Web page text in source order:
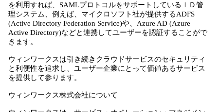
を利用すれば、SAMLプロトコルをサポートしているＩＤ管
理システム、例えば、マイクロソフト社が提供するADFS
(Active Directory Federation Service)や、Azure AD (Azure
Active Directory)などと連携してユーザーを認証することがで
きます。
ウィンワークスは引き続きクラウドサービスのセキュリティ
と利便性を追求し、ユーザー企業にとって価値あるサービス
を提供して参ります。
ウィンワークス株式会社について